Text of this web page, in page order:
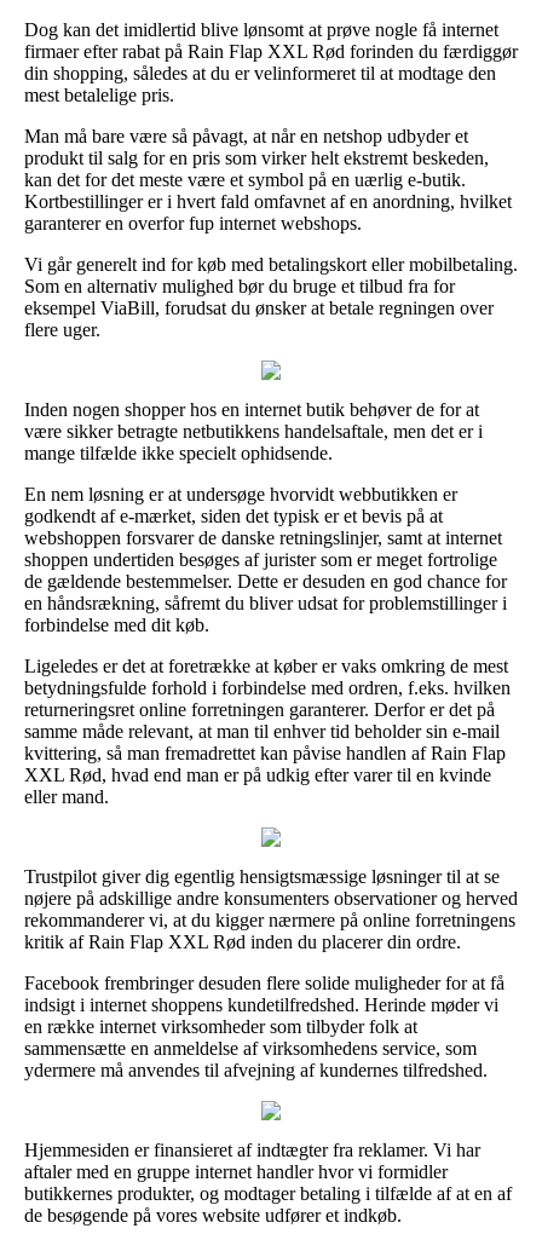
Dog kan det imidlertid blive lønsomt at prøve nogle få internet
firmaer efter rabat på Rain Flap XXL Rød forinden du færdiggør
din shopping, således at du er velinformeret til at modtage den
mest betalelige pris.
Man må bare være så påvagt, at når en netshop udbyder et
produkt til salg for en pris som virker helt ekstremt beskeden,
kan det for det meste være et symbol på en uærlig e-butik.
Kortbestillinger er i hvert fald omfavnet af en anordning, hvilket
garanterer en overfor fup internet webshops.
Vi går generelt ind for køb med betalingskort eller mobilbetaling.
Som en alternativ mulighed bør du bruge et tilbud fra for
eksempel ViaBill, forudsat du ønsker at betale regningen over
flere uger.
Inden nogen shopper hos en internet butik behøver de for at
være sikker betragte netbutikkens handelsaftale, men det er i
mange tilfælde ikke specielt ophidsende.
En nem løsning er at undersøge hvorvidt webbutikken er
godkendt af e-mærket, siden det typisk er et bevis på at
webshoppen forsvarer de danske retningslinjer, samt at internet
shoppen undertiden besøges af jurister som er meget fortrolige
de gældende bestemmelser. Dette er desuden en god chance for
en håndsrækning, såfremt du bliver udsat for problemstillinger i
forbindelse med dit køb.
Ligeledes er det at foretrække at køber er vaks omkring de mest
betydningsfulde forhold i forbindelse med ordren, f.eks. hvilken
returneringsret online forretningen garanterer. Derfor er det på
samme måde relevant, at man til enhver tid beholder sin e-mail
kvittering, så man fremadrettet kan påvise handlen af Rain Flap
XXL Rød, hvad end man er på udkig efter varer til en kvinde
eller mand.
Trustpilot giver dig egentlig hensigtsmæssige løsninger til at se
nøjere på adskillige andre konsumenters observationer og herved
rekommanderer vi, at du kigger nærmere på online forretningens
kritik af Rain Flap XXL Rød inden du placerer din ordre.
Facebook frembringer desuden flere solide muligheder for at få
indsigt i internet shoppens kundetilfredshed. Herinde møder vi
en række internet virksomheder som tilbyder folk at
sammensætte en anmeldelse af virksomhedens service, som
ydermere må anvendes til afvejning af kundernes tilfredshed.
Hjemmesiden er finansieret af indtægter fra reklamer. Vi har
aftaler med en gruppe internet handler hvor vi formidler
butikkernes produkter, og modtager betaling i tilfælde af at en af
de besøgende på vores website udfører et indkøb.